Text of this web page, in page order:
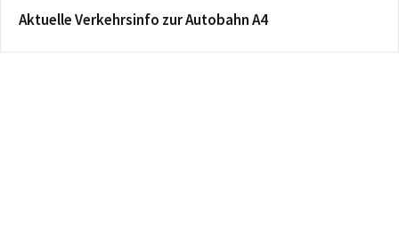
Aktuelle Verkehrsinfo zur Autobahn A4